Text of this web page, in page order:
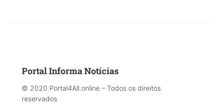
Portal Informa Notícias
© 2020 Portal4All.online – Todos os direitos
reservados